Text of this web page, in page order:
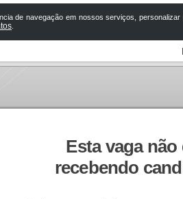
Esta vaga não
recebendo
de navegação em nossos serviços,